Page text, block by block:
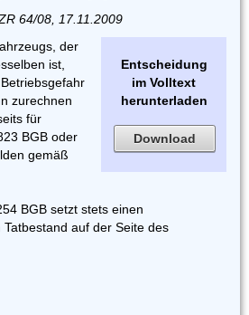
64/08, 17.11.2009
Entscheidung
im Volltext
herunterladen
Download
der
ist,
zurechnen
für
BGB oder
gemäß
BGB setzt stets einen
auf der Seite des